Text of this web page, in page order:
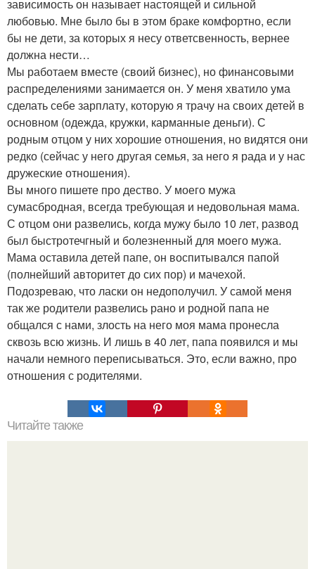
зависимость он называет настоящей и сильной
любовью. Мне было бы в этом браке комфортно, если
бы не дети, за которых я несу ответсвенность, вернее
должна нести…
Мы работаем вместе (своий бизнес), но финансовыми
распределениями занимается он. У меня хватило ума
сделать себе зарплату, которую я трачу на своих детей в
основном (одежда, кружки, карманные деньги). С
родным отцом у них хорошие отношения, но видятся они
редко (сейчас у него другая семья, за него я рада и у нас
дружеские отношения).
Вы много пишете про дество. У моего мужа
сумасбродная, всегда требующая и недовольная мама.
С отцом они развелись, когда мужу было 10 лет, развод
был быстротечгный и болезненный для моего мужа.
Мама оставила детей папе, он воспитывался папой
(полнейший авторитет до сих пор) и мачехой.
Подозреваю, что ласки он недополучил. У самой меня
так же родители развелись рано и родной папа не
общался с нами, злость на него моя мама пронесла
сквозь всю жизнь. И лишь в 40 лет, папа появился и мы
начали немного переписываться. Это, если важно, про
отношения с родителями.
Читайте также